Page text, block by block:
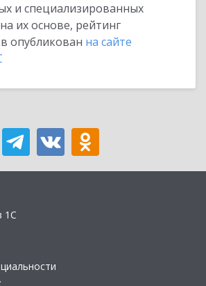
и специализированных
их основе, рейтинг
опубликован на сайте
1С